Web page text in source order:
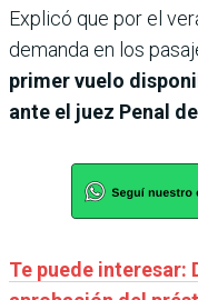
Explicó que por el
demanda en los
primer vuelo
ante el juez Penal
Te puede interesar: